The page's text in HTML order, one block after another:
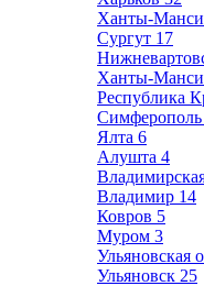
Ханты-
Сургут 17
Ханты-
Республика
Симферополь
Ялта 6
Алушта 4
Владимир 14
Ковров 5
Муром 3
Ульяновская
Ульяновск 25